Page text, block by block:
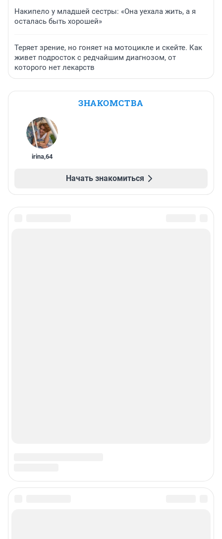
Накипело у младшей сестры: «Она уехала жить, а я
осталась быть хорошей»
Теряет зрение, но гоняет на мотоцикле и скейте. Как
живет подросток с редчайшим диагнозом, от
которого нет лекарств
ЗНАКОМСТВА
irina,64
Начать знакомиться